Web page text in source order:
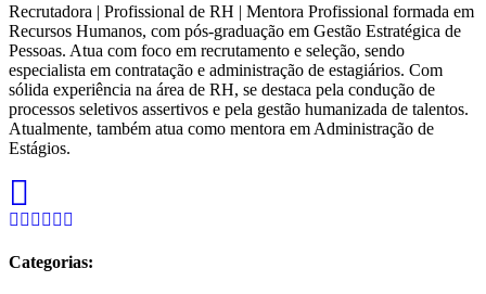
Recrutadora | Profissional de RH | Mentora Profissional formada em
Recursos Humanos, com pós-graduação em Gestão Estratégica de
Pessoas. Atua com foco em recrutamento e seleção, sendo
especialista em contratação e administração de estagiários. Com
sólida experiência na área de RH, se destaca pela condução de
processos seletivos assertivos e pela gestão humanizada de talentos.
Atualmente, também atua como mentora em Administração de
Estágios.
Categorias: